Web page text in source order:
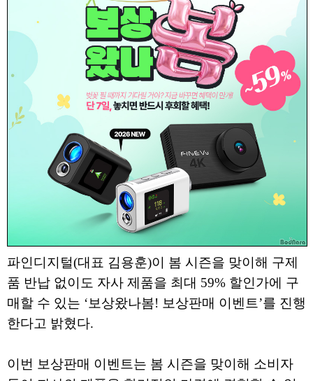
파인디지털(대표 김용훈)이 봄 시즌을 맞이해 구제
품 반납 없이도 자사 제품을 최대 59% 할인가에 구
매할 수 있는 ‘보상왔나봄! 보상판매 이벤트’를 진행
한다고 밝혔다.
이번 보상판매 이벤트는 봄 시즌을 맞이해 소비자